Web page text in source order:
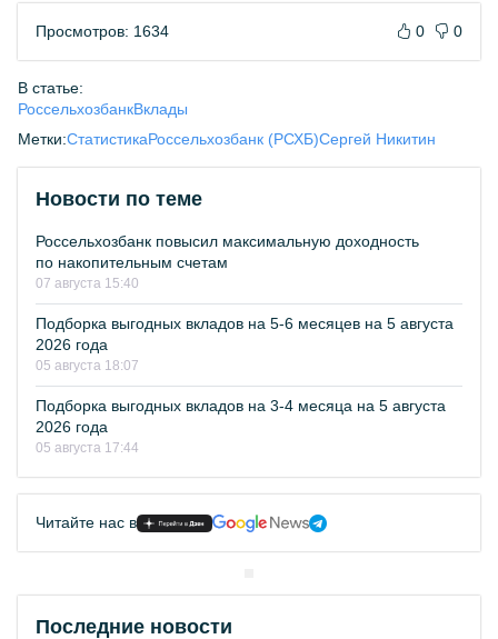
Просмотров: 1634 0 0
В статье:
РоссельхозбанкВклады
Метки:СтатистикаРоссельхозбанк (РСХБ)Сергей Никитин
Новости по теме
Россельхозбанк повысил максимальную доходность
по накопительным счетам
07 августа 15:40
Подборка выгодных вкладов на 5-6 месяцев на 5 августа
2026 года
05 августа 18:07
Подборка выгодных вкладов на 3-4 месяца на 5 августа
2026 года
05 августа 17:44
Читайте нас в
Последние новости